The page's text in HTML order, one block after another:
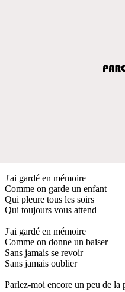
J'ai gardé en mémoire
Comme on garde un enfant
Qui pleure tous les soirs
Qui toujours vous attend
J'ai gardé en mémoire
Comme on donne un baiser
Sans jamais se revoir
Sans jamais oublier
Parlez-moi encore un peu de la